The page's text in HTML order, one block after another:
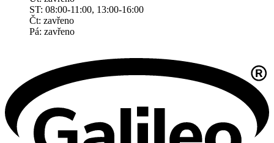
ST: 08:00-11:00, 13:00-16:00
Čt: zavřeno
Pá: zavřeno